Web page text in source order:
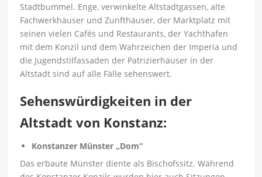
Stadtbummel. Enge, verwinkelte Altstadtgassen, alte
Fachwerkhäuser und Zunfthäuser, der Marktplatz mit
seinen vielen Cafés und Restaurants, der Yachthafen
mit dem Konzil und dem Wahrzeichen der Imperia und
die Jugendstilfassaden der Patrizierhäuser in der
Altstadt sind auf alle Fälle sehenswert.
Sehenswürdigkeiten in der
Altstadt von Konstanz:
Konstanzer Münster „Dom“
Das erbaute Münster diente als Bischofssitz. Während